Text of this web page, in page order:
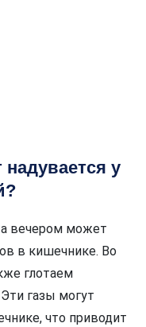
у
вечером может
в кишечнике. Во
глотаем
газы могут
что приводит